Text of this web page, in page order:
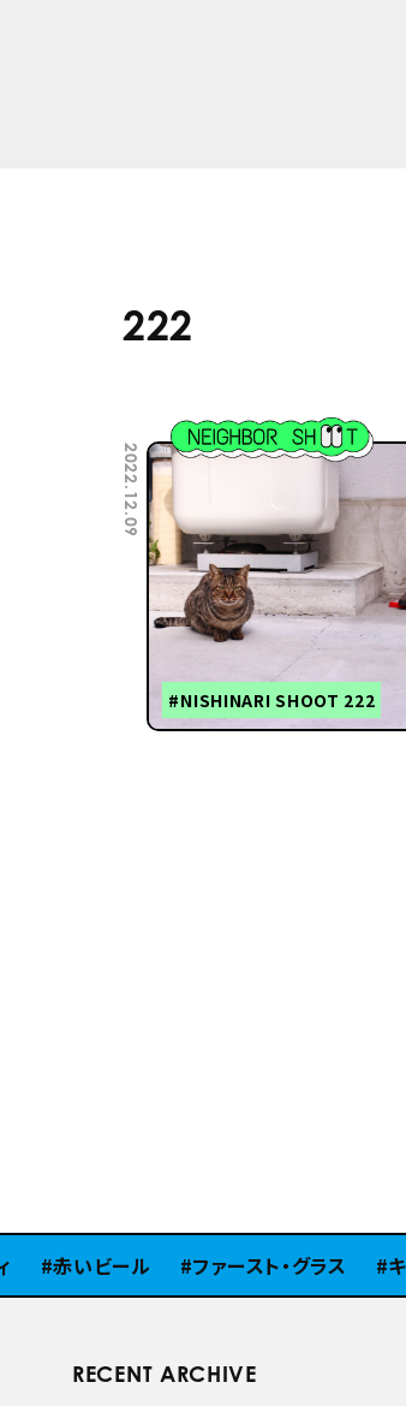
222
2022.12.09
#NISHINARI SHOOT 222
赤いビール ファースト・グラス キ
RECENT ARCHIVE